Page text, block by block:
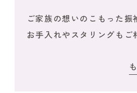
ご家族の想いのこもった振
お手入れやスタリングもご